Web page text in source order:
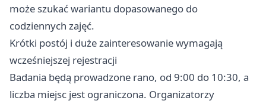
może szukać wariantu dopasowanego do
codziennych zajęć.
Krótki postój i duże zainteresowanie wymagają
wcześniejszej rejestracji
Badania będą prowadzone rano, od 9:00 do 10:30, a
liczba miejsc jest ograniczona. Organizatorzy